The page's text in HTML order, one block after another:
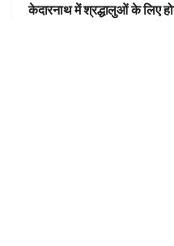
केदारनाथ में श्रद्धालुओं के लिए